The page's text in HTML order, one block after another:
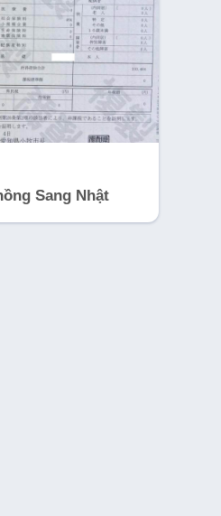
Sang Nhật